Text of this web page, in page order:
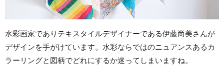
水彩画家でありテキスタイルデザイナーである伊藤尚美さんが
デザインを手がけています。水彩ならではのニュアンスあるカ
ラーリングと図柄でどれにするか迷ってしまいますね。